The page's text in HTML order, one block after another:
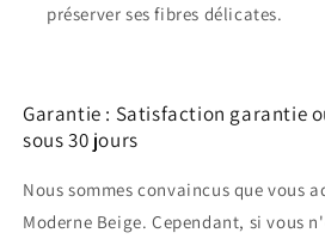
préserver ses fibres délicates.
Garantie : Satisfaction garantie
sous 30 jours
Nous sommes convaincus que vous
Moderne Beige. Cependant, si vous